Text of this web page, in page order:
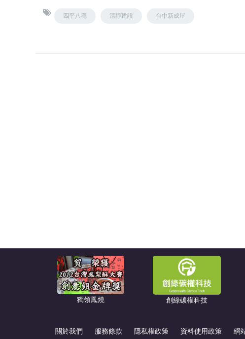
四平八穩 清靜建設 台中新成屋
獨領鳳燒 創綠碳權科技
關於我們 服務條款 隱私權政策 資料使用政策 網